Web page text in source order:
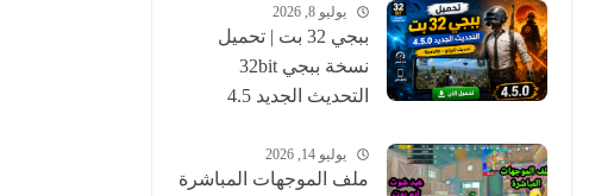
pubgskins
يوليو 8, 2026
ببجي 32 بت | تحميل
نسخة ببجي 32bit
التحديث الجديد 4.5
يوليو 14, 2026
ملف الموجهات المباشرة